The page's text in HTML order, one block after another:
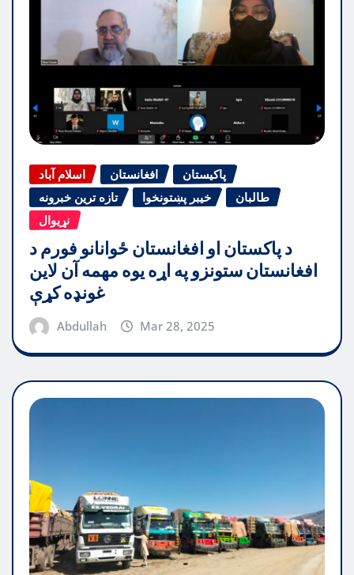
اسلام آباد افغانستان
پاکیستان
تازه ترین خبرونه
خیبر پښتونخوا
طالبان
نړیوال
د پاکستان او افغانستان ځوانانو فورم د
افغانستان ستونزو په اړه یوه مهمه آن لاین
غونډه کړې
Abdullah Mar 28, 2025